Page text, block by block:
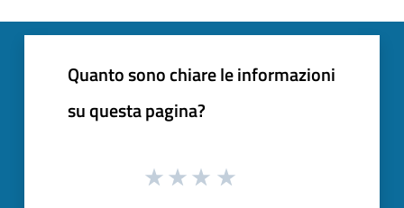
Quanto sono chiare le informazioni
su questa pagina?